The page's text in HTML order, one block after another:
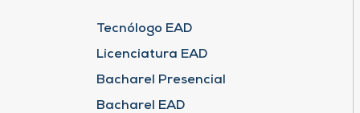
Tecnólogo EAD
Licenciatura EAD
Bacharel Presencial
Bacharel EAD